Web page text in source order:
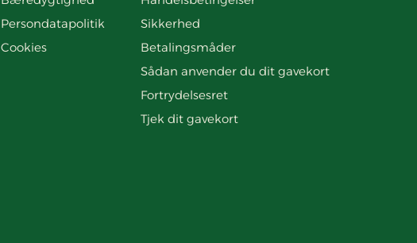
Persondatapolitik
Cookies
Sikkerhed
Betalingsmåder
Sådan anvender du dit gavekort
Fortrydelsesret
Tjek dit gavekort